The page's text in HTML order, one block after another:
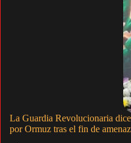
La Guardia Revolucionaria
por Ormuz tras el fin de